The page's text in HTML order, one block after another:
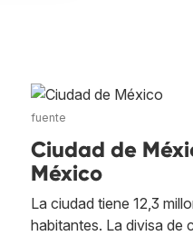
fuente
Ciudad de
México
La ciudad tiene 12,3
habitantes. La divisa de